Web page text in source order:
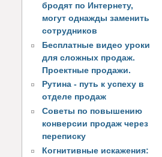
бродят по Интернету,
могут однажды заменить
сотрудников
Бесплатные видео уроки
для сложных продаж.
Проектные продажи.
Рутина - путь к успеху в
отделе продаж
Советы по повышению
конверсии продаж через
переписку
Когнитивные искажения: